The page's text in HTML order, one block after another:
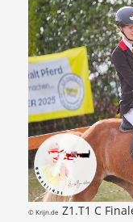
© Krijn.de Z1.T1 C